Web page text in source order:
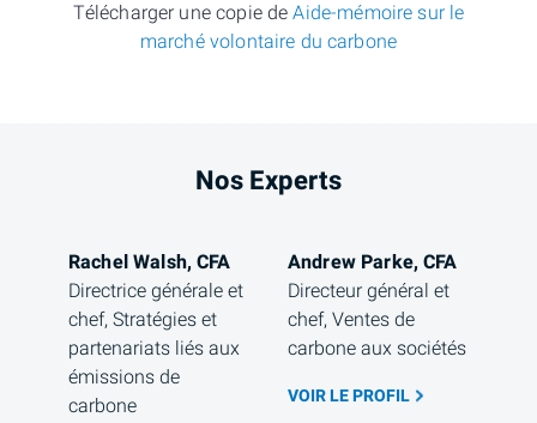
Télécharger une copie deAide-mémoire sur le
marché volontaire du carbone
Nos Experts
Rachel Walsh, CFA
Directrice générale et
chef, Stratégies et
partenariats liés aux
émissions de
carbone
Andrew Parke, CFA
Directeur général et
chef, Ventes de
carbone aux sociétés
VOIR LE PROFIL